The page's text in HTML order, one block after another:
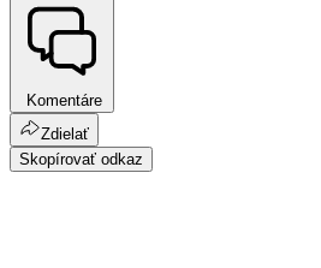
Komentáre
Zdielať
Skopírovať odkaz